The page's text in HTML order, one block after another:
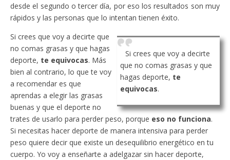
desde el segundo o tercer día, por eso los resultados son muy
rápidos y las personas que lo intentan tienen éxito.
Si crees que voy a decirte
que no comas grasas y que
hagas deporte, te
equivocas.
Si crees que voy a decirte que
no comas grasas y que hagas
deporte, te equivocas. Más
bien al contrario, lo que te voy
a recomendar es que
aprendas a elegir las grasas
buenas y que el deporte no
trates de usarlo para perder peso, porque eso no funciona.
Si necesitas hacer deporte de manera intensiva para perder
peso quiere decir que existe un desequilibrio energético en tu
cuerpo. Yo voy a enseñarte a adelgazar sin hacer deporte,